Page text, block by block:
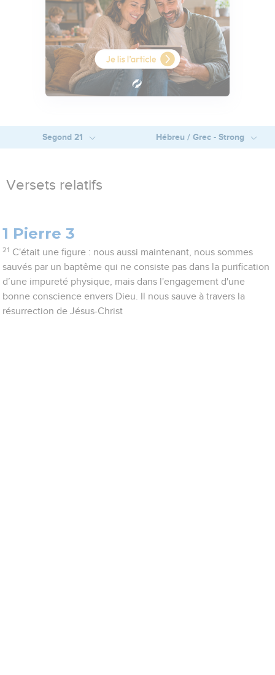
Segond 21 Hébreu / Grec - Strong
Versets relatifs
1 Pierre 3
21 C'était une figure : nous aussi maintenant, nous sommes
sauvés par un baptême qui ne consiste pas dans la purification
d’une impureté physique, mais dans l'engagement d'une
bonne conscience envers Dieu. Il nous sauve à travers la
résurrection de Jésus-Christ